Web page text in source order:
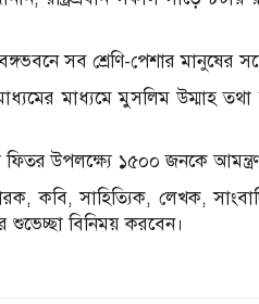
সব শ্রেণি-পেশার মানুষের
মাধ্যমে মুসলিম উম্মাহ তথা
উপলক্ষ্যে ১৫০০ জনকে
কবি, সাহিত্যিক, লেখক,
শুভেচ্ছা বিনিময় করবেন।